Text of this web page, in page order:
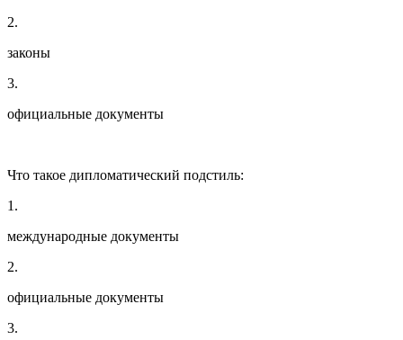
2.
законы
3.
официальные документы
Что такое дипломатический подстиль:
1.
международные документы
2.
официальные документы
3.